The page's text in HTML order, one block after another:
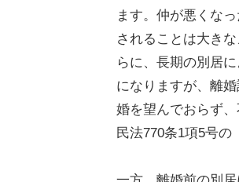
ます。仲が悪くな
されることは大き
らに、長期の別居
になりますが、離
婚を望んでおらず
民法770条1項5号の